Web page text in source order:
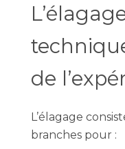
de
L’élagage
branches pour :